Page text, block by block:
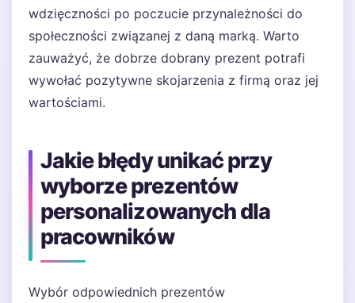
wdzięczności po poczucie przynależności do
społeczności związanej z daną marką. Warto
zauważyć, że dobrze dobrany prezent potrafi
wywołać pozytywne skojarzenia z firmą oraz jej
wartościami.
Jakie błędy unikać przy
wyborze prezentów
personalizowanych dla
pracowników
Wybór odpowiednich prezentów